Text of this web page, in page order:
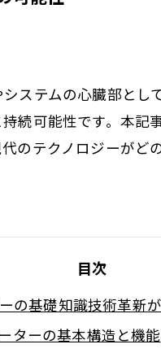
ステムの心臓部と
続可能性です。本
のテクノロジーが
目次
の基礎知識技術革新
ターの基本構造と機能